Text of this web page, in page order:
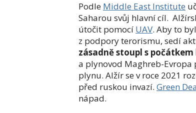
Podle Middle East Institute
Saharou svůj hlavní cíl.
útočit pomocí UAV. Aby to
z podpory terorismu, sedí
zásadně stoupl s
a plynovod Maghreb-Evropa
plynu. Alžír se v roce 2021
před ruskou invazí. Green
nápad.